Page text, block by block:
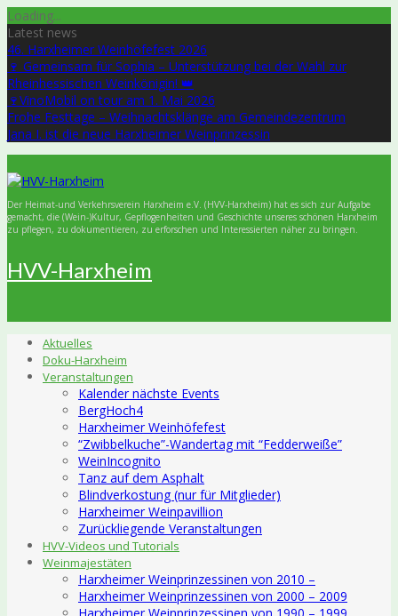
Skip
to
content
Loading...
Latest news
46. Harxheimer Weinhöfefest 2026
🍷 Gemeinsam für Sophia – Unterstützung bei der Wahl zur
Rheinhessischen Weinkönigin! 👑
🍷VinoMobil on tour am 1. Mai 2026
Frohe Festtage – Weihnachtsklänge am Gemeindezentrum
Jana I. ist die neue Harxheimer Weinprinzessin
Der Heimat-und Verkehrsverein Harxheim e.V. (HVV-Harxheim) hat es sich zur Aufgabe
gemacht, die (Wein-)Kultur, Gepflogenheiten und Geschichte unseres schönen Harxheim
zu pflegen, zu dokumentieren, zu erforschen und Interessierten näher zu bringen.
HVV-Harxheim
Aktuelles
Doku-Harxheim
Veranstaltungen
Kalender nächste Events
BergHoch4
Harxheimer Weinhöfefest
“Zwibbelkuche”-Wandertag mit “Fedderweiße”
WeinIncognito
Tanz auf dem Asphalt
Blindverkostung (nur für Mitglieder)
Harxheimer Weinpavillion
Zurückliegende Veranstaltungen
HVV-Videos und Tutorials
Weinmajestäten
Harxheimer Weinprinzessinen von 2010 –
Harxheimer Weinprinzessinen von 2000 – 2009